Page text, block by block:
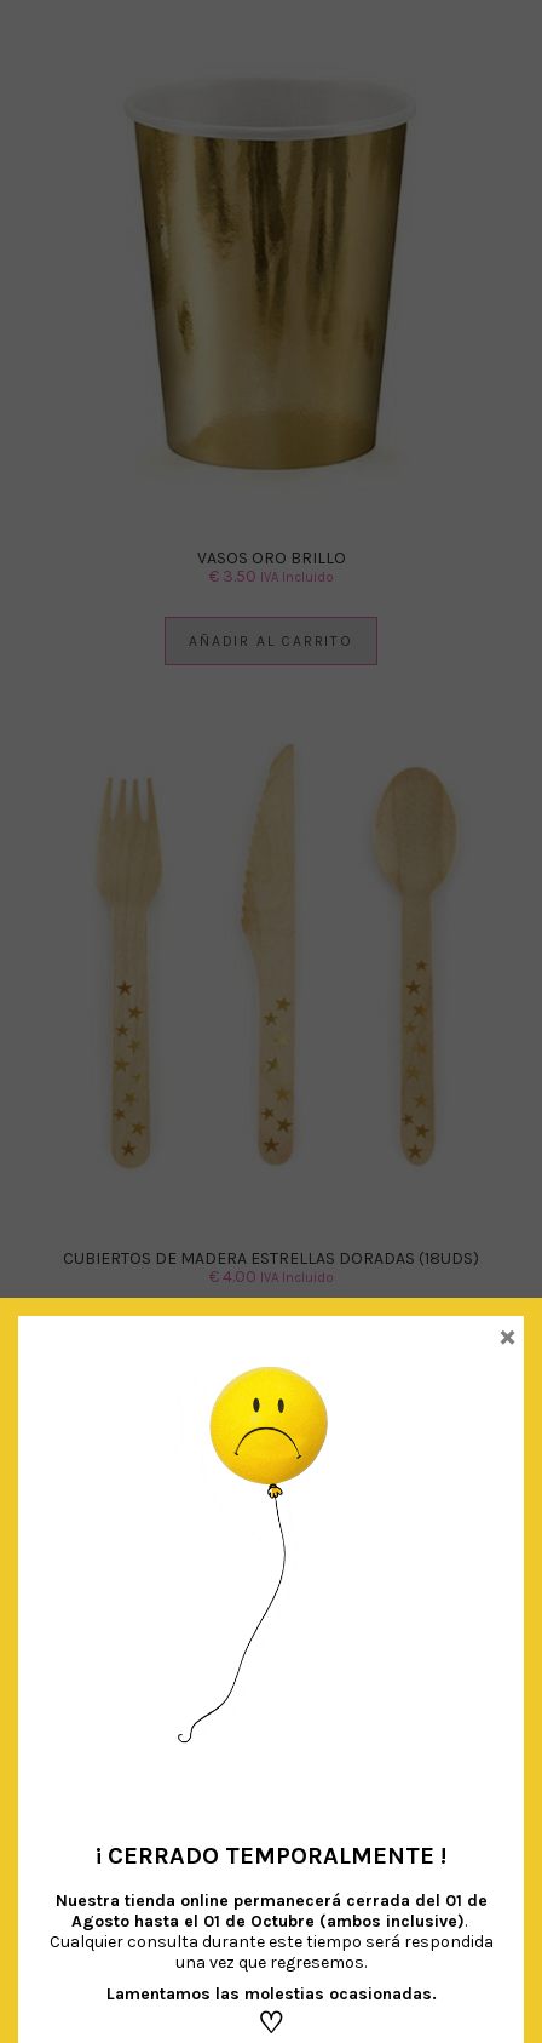
VASOS ORO BRILLO
€3.50 IVA Incluido
AÑADIR AL CARRITO
CUBIERTOS DE MADERA ESTRELLAS DORADAS (18UDS)
€4.00 IVA Incluido
PLATOS ORO BRILLO
3.50
¡ CERRADO TEMPORALMENTE !
Nuestra tienda online permanecerá cerrada del 01 de
Agosto hasta el 01 de Octubre (ambos inclusive).
Cualquier consulta durante este tiempo será respondida
una vez que regresemos.
Lamentamos las molestias ocasionadas.
♡
×